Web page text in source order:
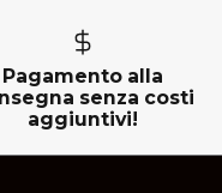
Pagamento alla
senza costi
aggiuntivi!